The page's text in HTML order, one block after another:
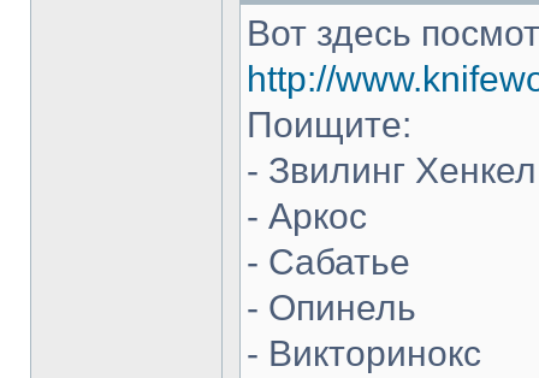
Вот здесь
http://
Поищите:
- Звилинг
- Аркос
- Сабатье
- Опинель
- Викторинокс